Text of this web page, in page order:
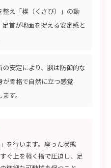
整え「楔（くさび）」の動
首が地面を捉える安定感と
の安定により、脳は防御的な
骨格で自然に立つ感覚
す。
を行います。座った状態
ぐ上を軽く指で圧迫し、足